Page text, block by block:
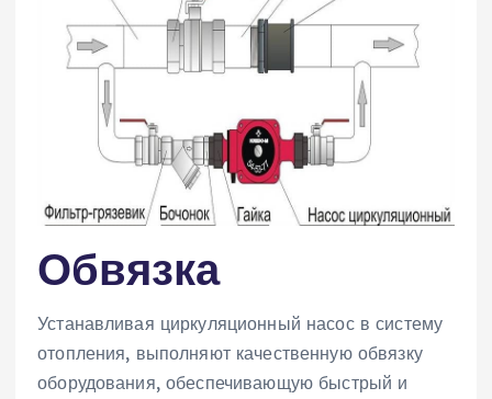
Обвязка
Устанавливая циркуляционный насос в систему
отопления, выполняют качественную обвязку
оборудования, обеспечивающую быстрый и